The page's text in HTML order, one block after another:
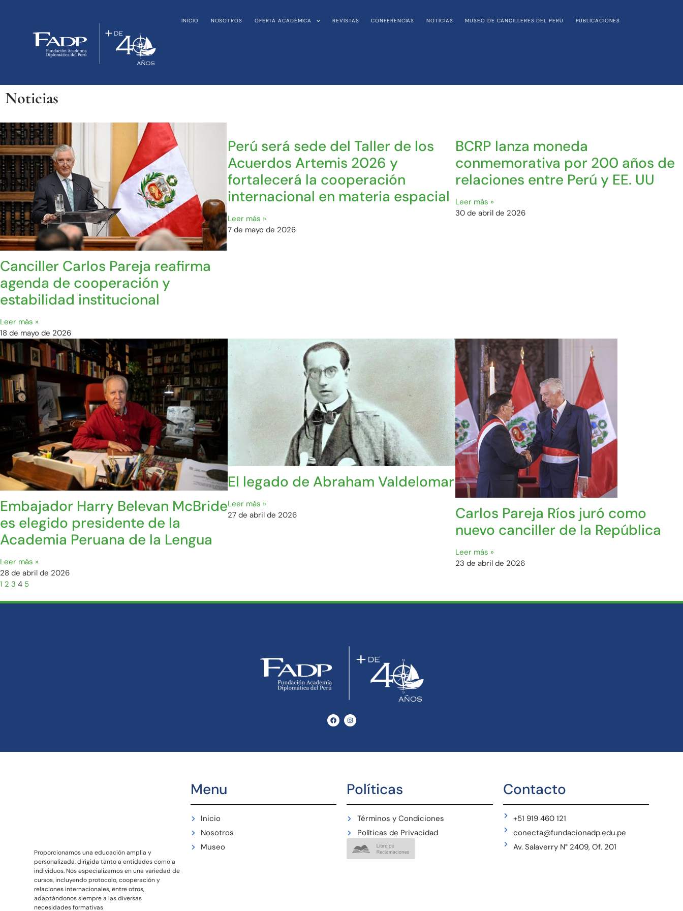
INICIO NOSOTROS OFERTA ACADÉMICA REVISTAS CONFERENCIAS NOTICIAS MUSEO DE CANCILLERES DEL PERÚ PUBLICACIONES
Noticias
Canciller Carlos Pareja reafirma
agenda de cooperación y
estabilidad institucional
Leer más »
18 de mayo de 2026
Perú será sede del Taller de los
Acuerdos Artemis 2026 y
fortalecerá la cooperación
internacional en materia espacial
Leer más »
7 de mayo de 2026
BCRP lanza moneda
conmemorativa por 200 años de
relaciones entre Perú y EE. UU
Leer más »
30 de abril de 2026
Embajador Harry Belevan McBride
es elegido presidente de la
Academia Peruana de la Lengua
Leer más »
28 de abril de 2026
El legado de Abraham Valdelomar
Leer más »
27 de abril de 2026
Carlos Pareja Ríos juró como
nuevo canciller de la República
Leer más »
23 de abril de 2026
1 2 3 4 5
Proporcionamos una educación amplia y
personalizada, dirigida tanto a entidades como a
individuos. Nos especializamos en una variedad de
cursos, incluyendo protocolo, cooperación y
relaciones internacionales, entre otros,
adaptándonos siempre a las diversas
necesidades formativas
Menu
Inicio
Nosotros
Museo
Políticas
Términos y Condiciones
Políticas de Privacidad
Contacto
+51 919 460 121
conecta@fundacionadp.edu.pe
Av. Salaverry N° 2409, Of. 201